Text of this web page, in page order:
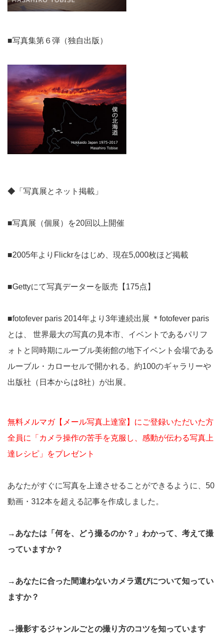
■写真集第６弾（独自出版）
◆「写真展とネット掲載」
■写真展（個展）を20回以上開催
■2005年よりFlickrをはじめ、現在5,000枚ほど掲載
■Gettyにて写真データーを販売【175点】
■fotofever paris 2014年より3年連続出展 ＊fotofever paris
とは、 世界最大の写真の見本市、イベントであるパリフ
ォトと同時期にルーブル美術館の地下イベント会場である
ルーブル・カローセルで開かれる。約100のギャラリーや
出版社（日本からは8社）が出展。
無料メルマガ【メール写真上達室】にご登録いただいた方
全員に「カメラ操作の苦手を克服し、感動が伝わる写真上
達レシピ」をプレゼント
あなたがすぐに写真を上達させることができるように、50
動画・312本を超える記事を作成しました。
→あなたは「何を、どう撮るのか？」わかって、考えて撮
っていますか？
→あなたに合った間違わないカメラ選びについて知ってい
ますか？
→撮影するジャンルごとの撮り方のコツを知っています